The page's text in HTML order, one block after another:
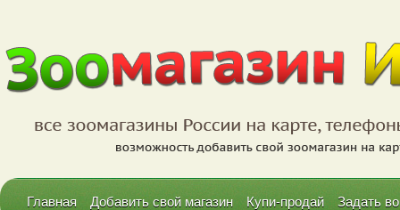
Главная Добавить свой магазин Купи-продай Задать